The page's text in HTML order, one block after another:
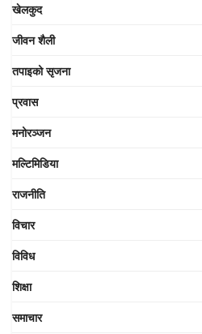
खेलकुद
जीवन शैली
तपाइको सृजना
प्रवास
मनोरञ्जन
मल्टिमिडिया
राजनीति
विचार
विविध
शिक्षा
समाचार